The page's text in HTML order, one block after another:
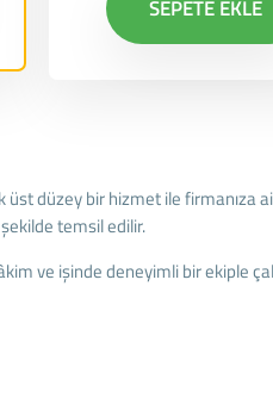
SEPETE EKLE
üst düzey bir hizmet ile firmanıza
temsil edilir.
ve işinde deneyimli bir ekiple